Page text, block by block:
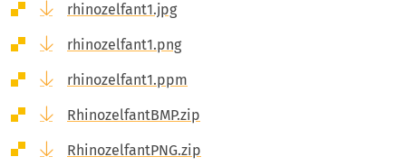
rhinozelfant1.jpg
rhinozelfant1.png
rhinozelfant1.ppm
RhinozelfantBMP.zip
RhinozelfantPNG.zip